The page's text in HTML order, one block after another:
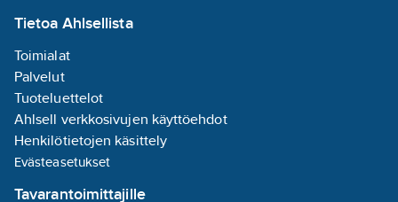
avataan ja suljetaan
ilman työkaluja. Kehys
lukittuu
automaattisesti
paikoilleen. Tiivisteet
ovat silikonia. Vakiona
valaisin toimitetaan
Tietoa Ahlsellista
Toimialat
Palvelut
Tuoteluettelot
Ahlsell verkkosivujen käyttöehdot
Henkilötietojen käsittely
Evästeasetukset
Tavarantoimittajille